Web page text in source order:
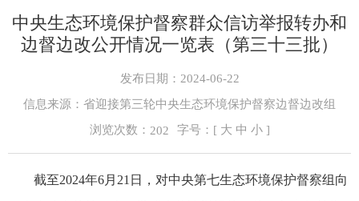
中央生态环境保护督察群众信访举报转办和
边督边改公开情况一览表（第三十三批）
发布日期：2024-06-22
信息来源：省迎接第三轮中央生态环境保护督察边督边改组
浏览次数： 202 字号：[ 大 中 小]
截至2024年6月21日，对中央第七生态环境保护督察组向